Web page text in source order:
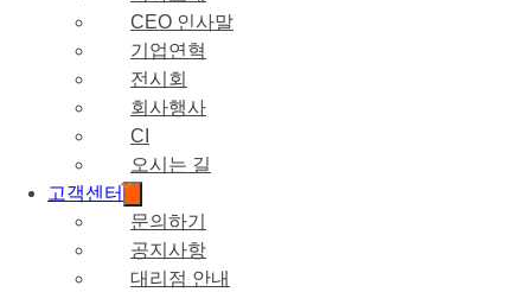
CEO 인사말
기업연혁
전시회
회사행사
CI
오시는 길
고객센터
문의하기
공지사항
대리점 안내